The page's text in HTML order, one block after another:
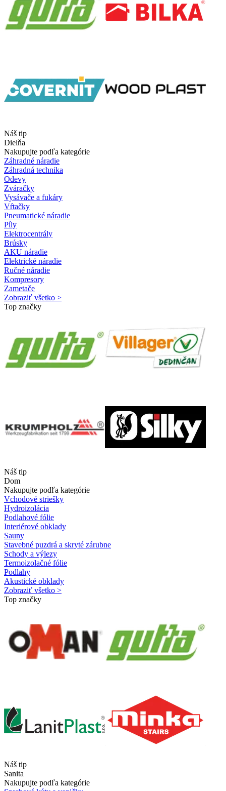
Náš tip
Dielňa
Nakupujte podľa kategórie
Záhradné náradie
Záhradná technika
Odevy
Zváračky
Vysávače a fukáry
Vŕtačky
Pneumatické náradie
Píly
Elektrocentrály
Brúsky
AKU náradie
Elektrické náradie
Ručné náradie
Kompresory
Zametače
Zobraziť všetko >
Top značky
Náš tip
Dom
Nakupujte podľa kategórie
Vchodové striešky
Hydroizolácia
Podlahové fólie
Interiérové obklady
Sauny
Stavebné puzdrá a skryté zárubne
Schody a výlezy
Termoizolačné fólie
Podlahy
Akustické obklady
Zobraziť všetko >
Top značky
Náš tip
Sanita
Nakupujte podľa kategórie